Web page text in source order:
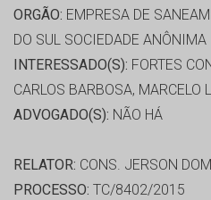
ORGÃO: EMPRESA DE
DO SUL SOCIEDADE ANÔNIMA
INTERESSADO(S): FORTES
CARLOS BARBOSA,
ADVOGADO(S): NÃO HÁ
RELATOR: CONS. JERSON
PROCESSO: TC/8402/2015